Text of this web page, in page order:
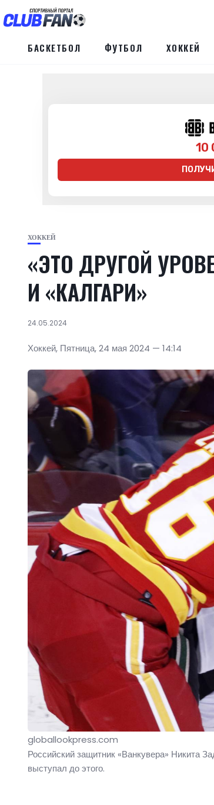
БАСКЕТБОЛ ФУТБОЛ ХОККЕЙ
10
ХОККЕЙ
«ЭТО ДРУГОЙ
И «КАЛГАРИ»
24.05.2024
Хоккей, Пятница, 24 мая 2024 — 14:14
globallookpress.com
Российский защитник «Ванкувера» Никита
выступал до этого.